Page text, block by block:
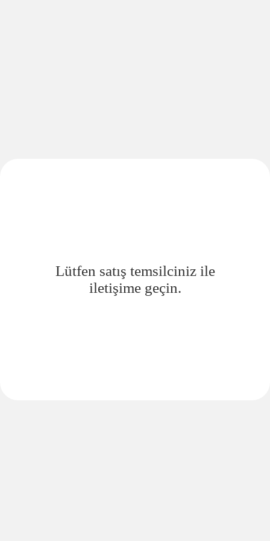
Lütfen satış temsilciniz ile
iletişime geçin.